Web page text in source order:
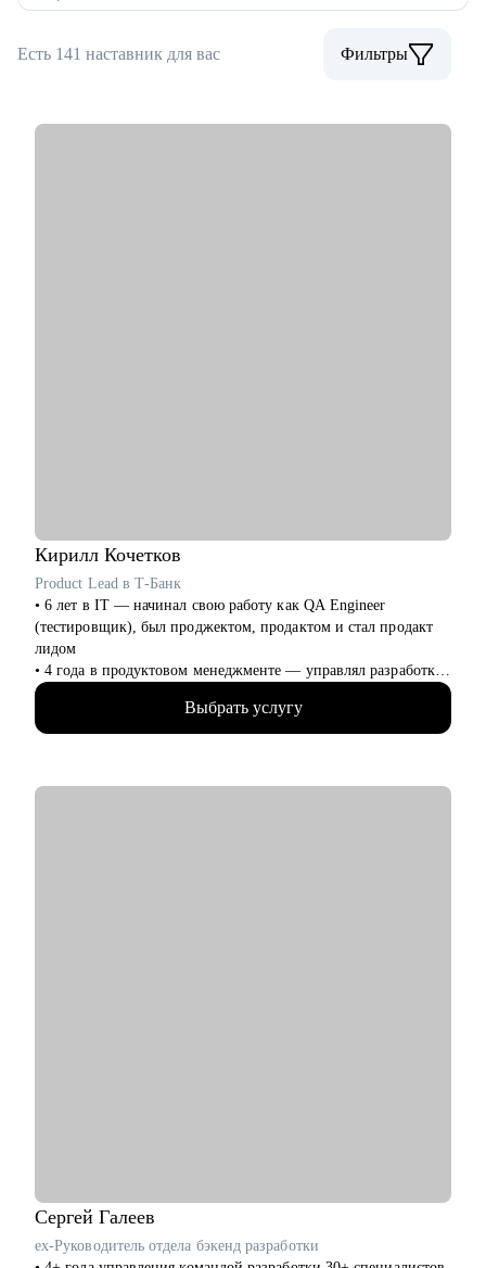
Есть 141 наставник для вас Фильтры
Кирилл Кочетков
Product Lead в Т-Банк
• 6 лет в IT — начинал свою работу как QA Engineer
(тестировщик), был проджектом, продактом и стал продакт
лидом
• 4 года в продуктовом менеджменте — управлял разработкой
и смежными командами как в стартапе, так и в бигтехе
• Отлично понимаю весь цикл разработки от идеи до ее
реализации
Выбрать услугу
Сергей Галеев
ex-Руководитель отдела бэкенд разработки